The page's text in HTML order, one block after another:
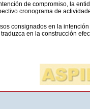
de compromiso, la
cronograma de
consignados en la
en la construcción